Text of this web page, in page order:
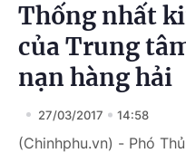
Thống nhất
của Trung
nạn hàng hải
27/03/2017 14:58
(Chinhphu.vn) - Phó